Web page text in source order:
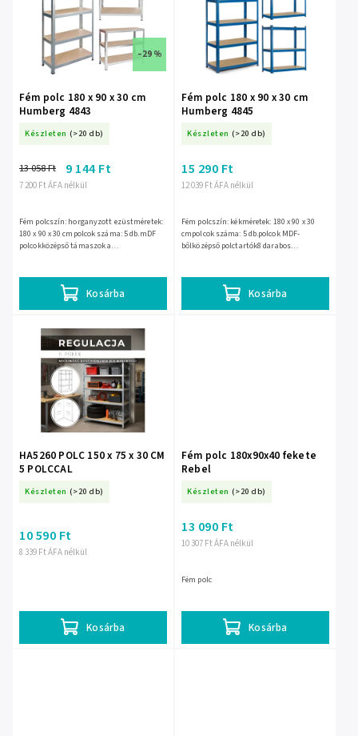
–29 %
Fém polc 180 x 90 x 30 cm
Humberg 4843
Készleten (>20 db)
7 200 Ft ÁFA nélkül
13 058 Ft 9 144 Ft
Kosárba
Fém polcszín: horganyzott ezüstméretek:
180 x 90 x 30 cmpolcok száma: 5 db.mDF
polcokközépső támaszok a
Fém polc 180 x 90 x 30 cm
Humberg 4845
Készleten (>20 db)
12 039 Ft ÁFA nélkül
15 290 Ft
Kosárba
Fém polcszín: kékméretek: 180 x 90 x 30
cmpolcok száma: 5 db.polcok MDF-
bőlközépső polctartók8 darabos
HA5260 POLC 150 x 75 x 30 CM
5 POLCCAL
Készleten (>20 db)
8 339 Ft ÁFA nélkül
10 590 Ft
Kosárba
Fém polc 180x90x40 fekete
Rebel
Készleten (>20 db)
10 307 Ft ÁFA nélkül
13 090 Ft
Kosárba
Fém polc